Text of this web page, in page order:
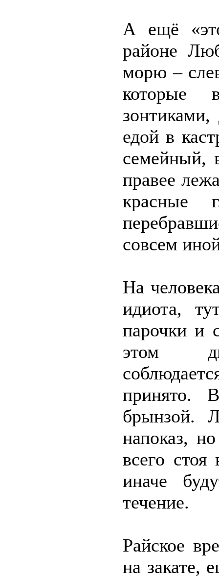
А ещё
районе
морю –
которые
едой в
семейный,
правее
красные
совсем
На
идиота,
парочки и
этом
принято.
брынзой.
напоказ,
всего
иначе
течение.
Райское
на закате,